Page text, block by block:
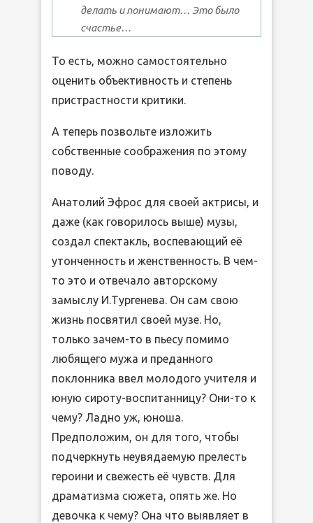
делать и понимают… Это было
счастье…
То есть, можно самостоятельно
оценить объективность и степень
пристрастности критики.
А теперь позвольте изложить
собственные соображения по этому
поводу.
Анатолий Эфрос для своей актрисы, и
даже (как говорилось выше) музы,
создал спектакль, воспевающий её
утонченность и женственность. В чем-
то это и отвечало авторскому
замыслу И.Тургенева. Он сам свою
жизнь посвятил своей музе. Но,
только зачем-то в пьесу помимо
любящего мужа и преданного
поклонника ввел молодого учителя и
юную сироту-воспитанницу? Они-то к
чему? Ладно уж, юноша.
Предположим, он для того, чтобы
подчеркнуть неувядаемую прелесть
героини и свежесть её чувств. Для
драматизма сюжета, опять же. Но
девочка к чему? Она что выявляет в